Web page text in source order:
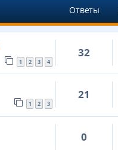
Ответы
1 2 3 4
32
1 2 3
21
0